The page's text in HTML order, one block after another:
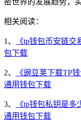
密世界的发展趋势，
相关阅读：
1、
《tp钱包币安链
包下载
2、
《豌豆荚下载TP
通用钱包下载
3、
《tp钱包私钥是
通用钱包下载